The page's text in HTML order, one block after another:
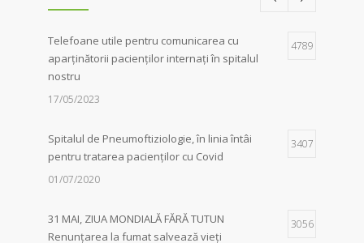
Campania Antifumat:Conferința „Foamea
de sens. Fără dependențe !”, susținută de
părintele Constantin Necula și medicul
18/06/2024
Telefoane utile pentru comunicarea cu
aparținătorii pacienților internați în spitalul
nostru
4789
17/05/2023
Spitalul de Pneumoftiziologie, în linia întâi
pentru tratarea pacienților cu Covid
3407
01/07/2020
31 MAI, ZIUA MONDIALĂ FĂRĂ TUTUN
Renunțarea la fumat salvează vieți
3056